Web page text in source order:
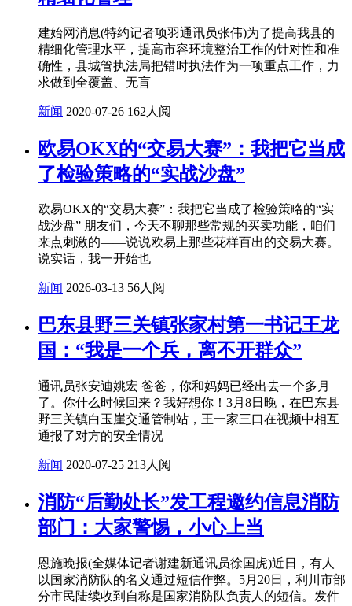
建始网消息(特约记者项羽通讯员张伟)为了提高我县的
精细化管理水平，提高市容环境整治工作的针对性和准
确性，县城管执法局把错时执法作为一项重点工作，力
求做到全覆盖、无盲
新闻 2020-07-26 162人阅
欧易OKX的“交易大赛”：我把它当成
了检验策略的“实战沙盘”
欧易OKX的“交易大赛”：我把它当成了检验策略的“实
战沙盘” 朋友们，今天不聊那些常规的买卖功能，咱们
来点刺激的——说说欧易上那些花样百出的交易大赛。
说实话，我一开始也
新闻 2026-03-13 56人阅
巴东县野三关镇张家村第一书记王龙
国：“我是一个兵，离不开群众”
通讯员张安迪姚宏 爸爸，你和妈妈已经出去一个多月
了。你什么时候回来？我好想你！3月8日晚，在巴东县
野三关镇白玉崖交通管制站，王一家三口在视频中相互
通报了对方的安全情况
新闻 2020-07-25 213人阅
消防“后勤处长”发工程邀约信息消防
部门：大家警惕，小心上当
恩施晚报(全媒体记者谢建新通讯员徐国虎)近日，有人
以国家消防队的名义通过短信作弊。5月20日，利川市部
分市民陆续收到自称是国家消防队负责人的短信。发件